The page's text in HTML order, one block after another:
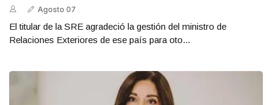
Agosto 07
El titular de la SRE agradeció la gestión del ministro de
Relaciones Exteriores de ese país para oto...